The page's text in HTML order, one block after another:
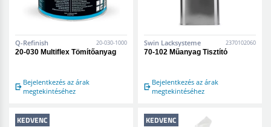
Q-Refinish 20-030-1000
20-030 Multiflex Tömítőanyag
Bejelentkezés az árak
megtekintéséhez
Swin Lacksysteme 2370102060
70-102 Műanyag Tisztító
Bejelentkezés az árak
megtekintéséhez
KEDVENC KEDVENC